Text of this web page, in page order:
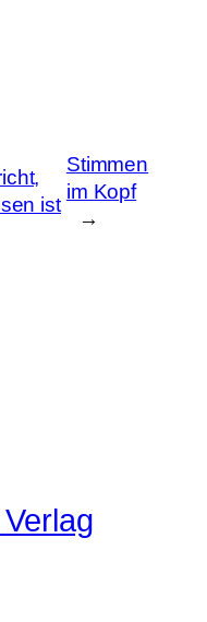
ist
Stimmen
im Kopf
→